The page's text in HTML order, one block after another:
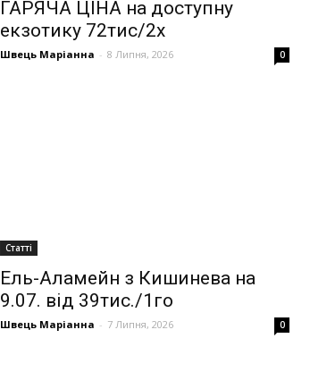
ГАРЯЧА ЦІНА на доступну
екзотику 72тис/2х
Швець Маріанна - 8 Липня, 2026 0
Статті
Ель-Аламейн з Кишинева на
9.07. від 39тис./1го
Швець Маріанна - 7 Липня, 2026 0